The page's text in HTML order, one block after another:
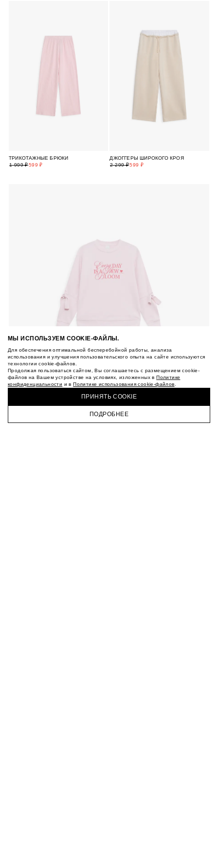
ТРИКОТАЖНЫЕ БРЮКИ
599 ₽
1 999 ₽
ДЖОГГЕРЫ ШИРОКОГО КРОЯ
599 ₽
2 299 ₽
МЫ ИСПОЛЬЗУЕМ COOKIE-ФАЙЛЫ.
Для обеспечения оптимальной бесперебойной работы, анализа
использования и улучшения пользовательского опыта на сайте используются
технологии cookie-файлов.
Продолжая пользоваться сайтом, Вы соглашаетесь с размещением cookie-
файлов на Вашем устройстве на условиях, изложенных вПолитике
конфиденциальности и вПолитике использования cookie-файлов
ПРИНЯТЬ COOKIE
ПОДРОБНЕЕ
ГЛАВНАЯ КАТАЛОГ КОРЗИНА ПРОФИЛЬ